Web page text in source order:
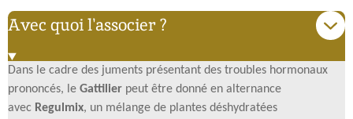
Avec quoi l'associer ?
Dans le cadre des juments présentant des troubles hormonaux
prononcés, le Gattilier peut être donné en alternance
avec Regulmix, un mélange de plantes déshydratées